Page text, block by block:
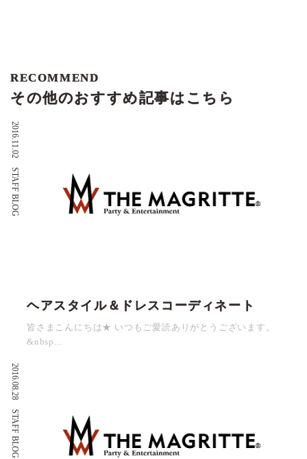
RECOMMEND
その他のおすすめ記事はこちら
2016.11.02
STAFF BLOG
ヘアスタイル＆ドレスコーディネート
皆さまこんにちは★ いつもご愛読ありがとうございます。
&nbsp...
2016.08.28
STAFF BLOG